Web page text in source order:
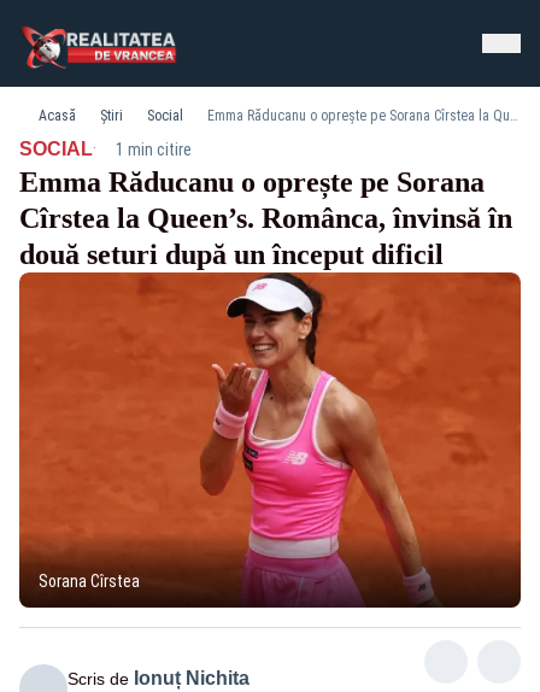
Acasă Știri Social Emma Răducanu o oprește pe Sorana Cîrstea la Queen’s. Românca, învinsă în două seturi după un început dificil
SOCIAL· 1 min citire
Emma Răducanu o oprește pe Sorana
Cîrstea la Queen’s. Românca, învinsă în
două seturi după un început dificil
Sorana Cîrstea
Scris de Ionuț Nichita